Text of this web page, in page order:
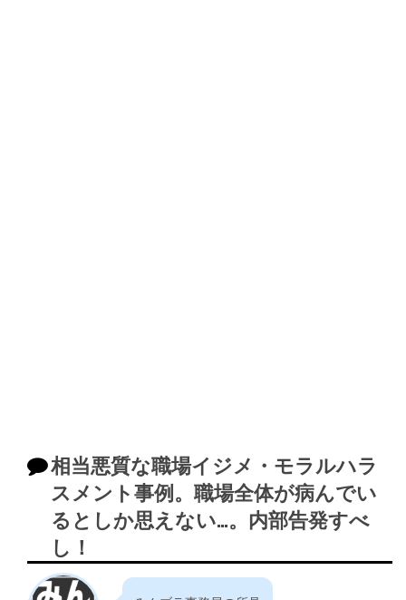
相当悪質な職場イジメ・モラルハラ
スメント事例。職場全体が病んでい
るとしか思えない…。内部告発すべ
し！